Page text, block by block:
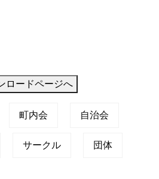
ロードページへ
町内会 自治会
サークル 団体